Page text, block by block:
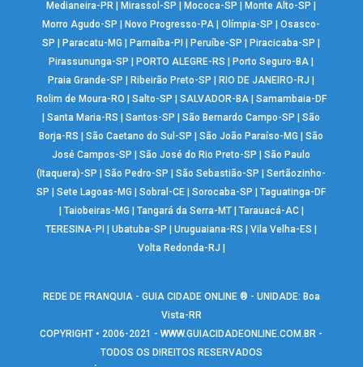
Medianeira-PR
Mirassol-SP Mococa-SP Monte Alto-SP
Morro Agudo-SP
Novo Progresso-PA |Olímpia-SP |Osasco-
SP
Paracatu-MG Parnaíba-PI Peruíbe-SP Piracicaba-SP
Pirassununga-SP
PORTO ALEGRE-RS Porto Seguro-BA
Praia Grande-SP
Ribeirão Preto-SP RIO DE JANEIRO-RJ
Rolim de Moura-RO
Salto-SP SALVADOR-BA| Samambaia-DF
|Santa Maria-RS |Santos-SP |São Bernardo Campo-SP |São
Borja-RS
|São Caetano do Sul-SP |São João Paraíso-MG |São
José Campos-SP
|São José do Rio Preto-SP |São Paulo
(Itaquera)-SP
|São Pedro-SP |São Sebastião-SP |Sertãozinho-
SP
|Sete Lagoas-MG |Sobral-CE |Sorocaba-SP |Taguatinga-DF
Taiobeiras-MG Tangará da Serra-MT| Tarauacá-AC|
TERESINA-PI
|Ubatuba-SP |Uruguaiana-RS |Vila Velha-ES
Volta Redonda-RJ
REDE DE FRANQUIA - GUIA CIDADE ONLINE ® - UNIDADE: Boa
Vista-RR
COPYRIGHT • 2006-2021 -WWW.GUIACIDADEONLINE.COM.BR -
TODOS OS DIREITOS RESERVADOS